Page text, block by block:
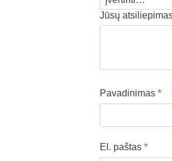
Jūsų
Pavadinimas*
El. paštas*